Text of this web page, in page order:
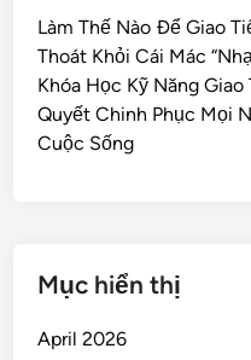
Làm Thế Nào Để Giao
Thoát Khỏi Cái Mác
Khóa Học Kỹ Năng
Quyết Chinh Phục Mọi
Cuộc Sống
Mục hiển thị
April 2026